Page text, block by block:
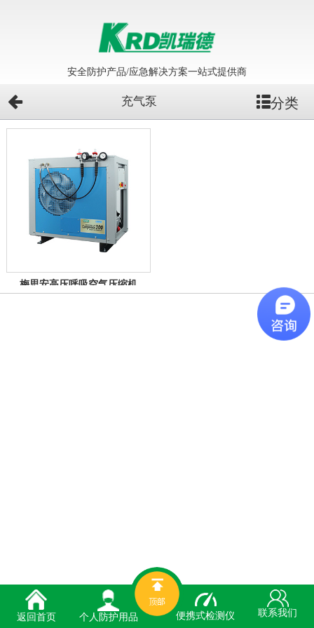
安全防护产品/应急解决方案一站式提供商
充气泵 分类
梅思安高压呼吸空气压缩机
返回首页 个人防护用品 便携式检测仪 联系我们